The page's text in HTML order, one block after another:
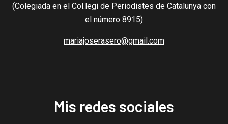
(Colegiada en el Col.legi de Periodistes de Catalunya con
el número 8915)
mariajoserasero@gmail.com
Mis redes sociales